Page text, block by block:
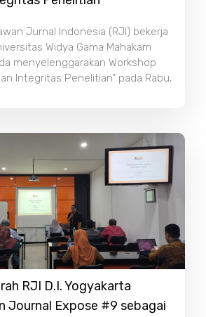
Jurnal Indonesia (RJI) bekerja
Widya Gama Mahakam
menyelenggarakan Workshop
Integritas Penelitian” pada Rabu,
RJI D.I. Yogyakarta
Journal Expose #9 sebagai